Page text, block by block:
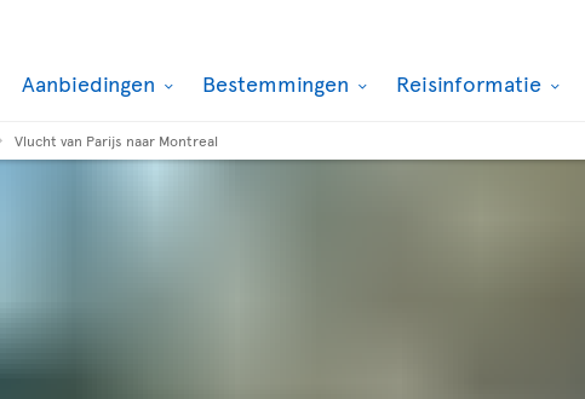
Aanbiedingen Bestemmingen Reisinformatie
Vlucht van Parijs naar Montreal